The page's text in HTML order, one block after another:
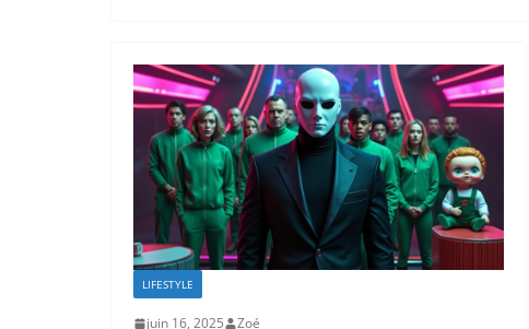
LIFESTYLE
juin 16, 2025 Zoé